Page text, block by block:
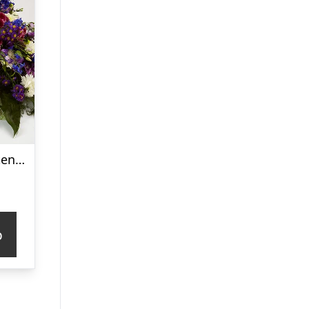
Kistepynt, floristens valg – Blomster til begravelse